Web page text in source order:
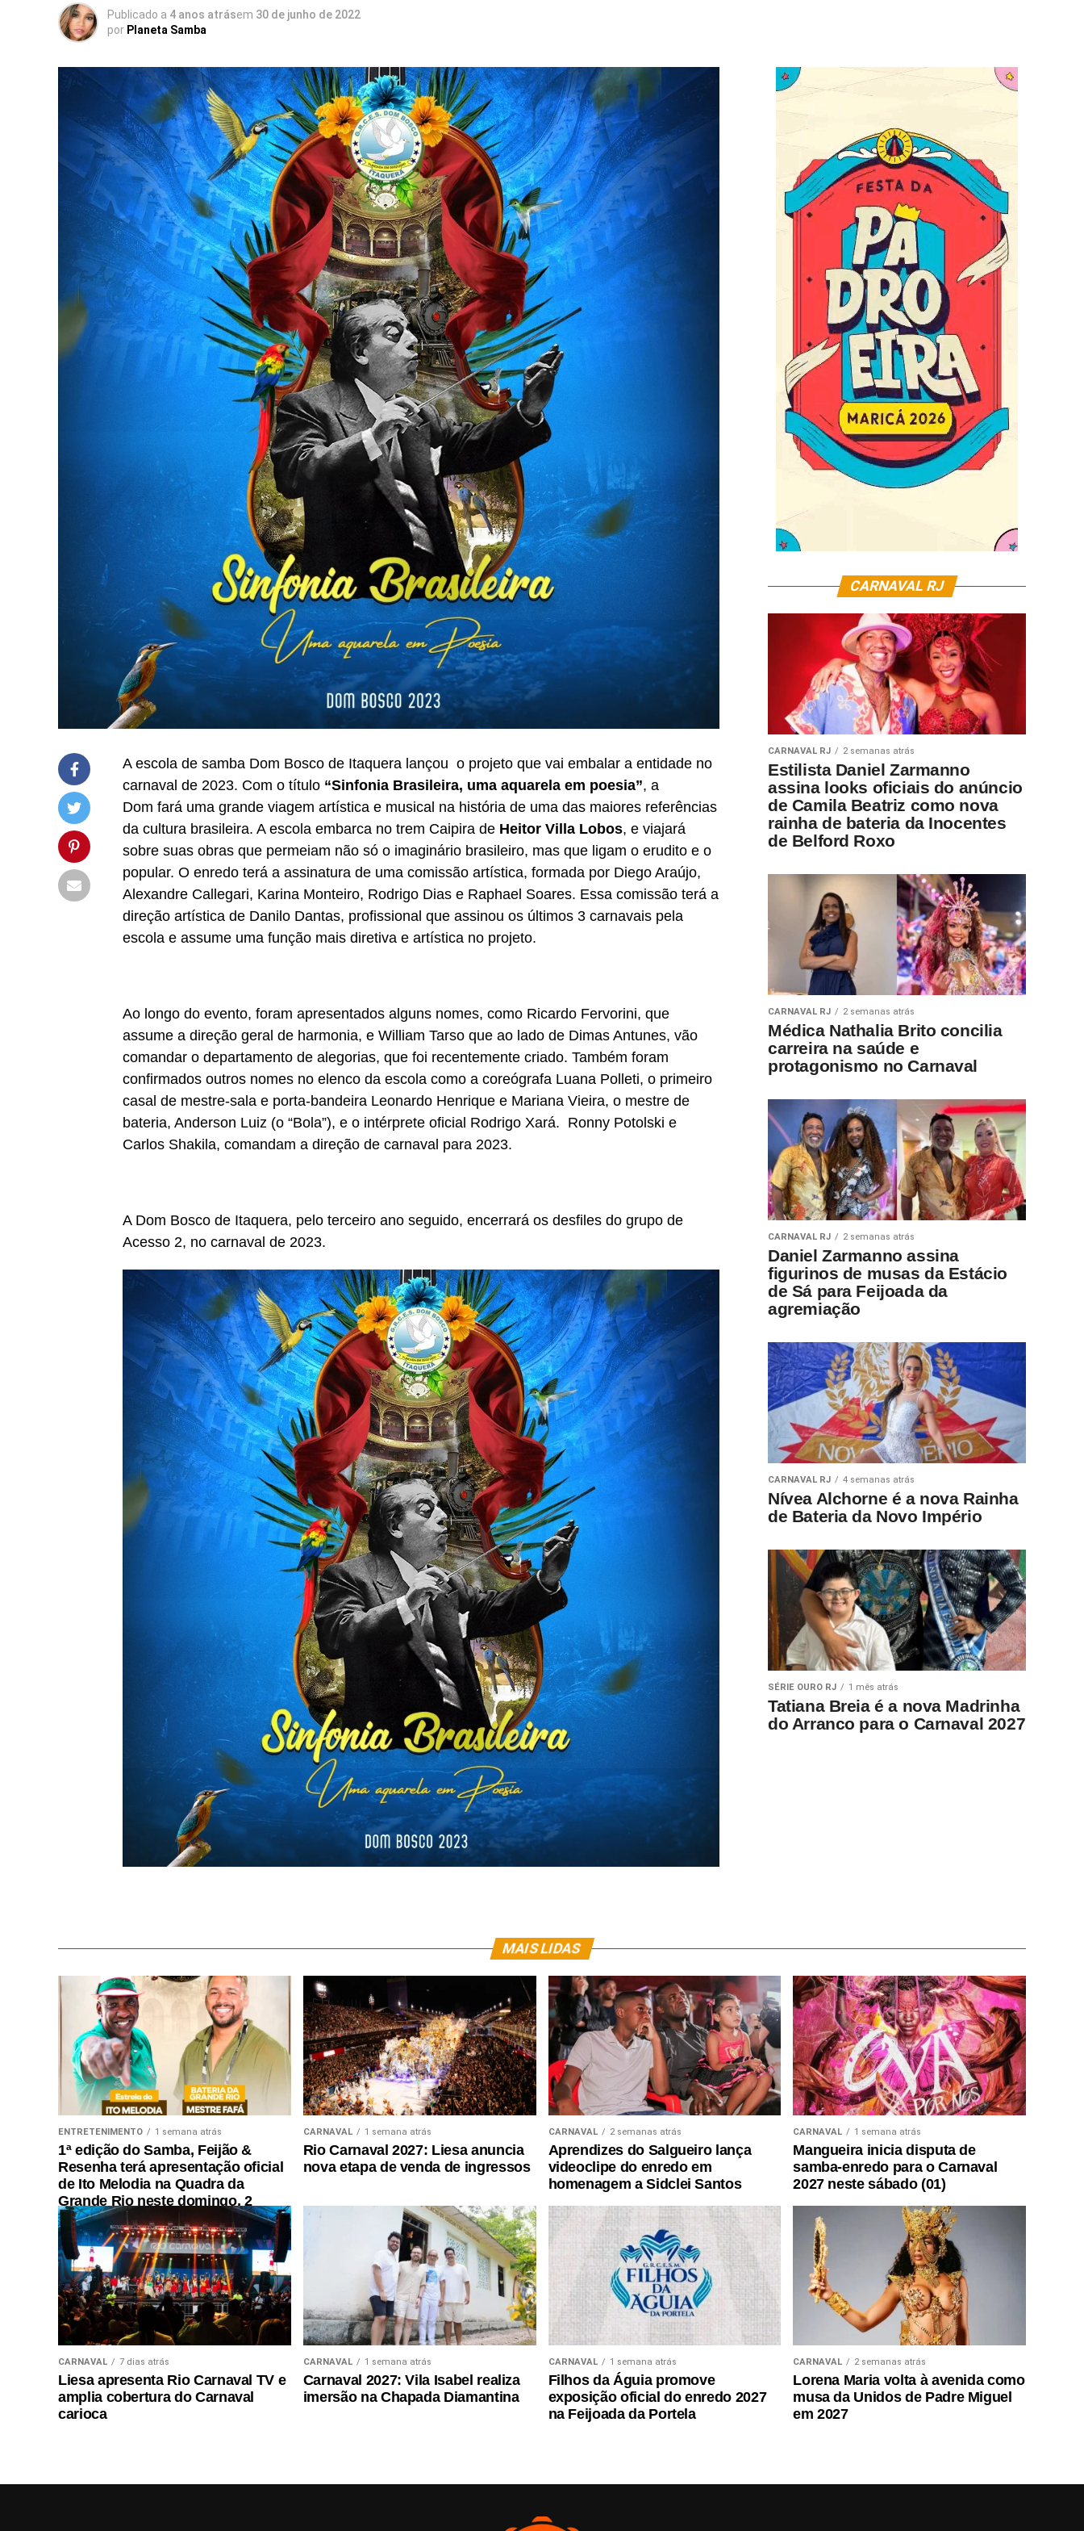
Publicado a 4 anos atrásem 30 de junho de 2022
por Planeta Samba
A escola de samba Dom Bosco de Itaquera lançou o projeto que vai embalar a entidade no
carnaval de 2023. Com o título “Sinfonia Brasileira, uma aquarela em poesia”, a
Dom fará uma grande viagem artística e musical na história de uma das maiores referências
da cultura brasileira. A escola embarca no trem Caipira de Heitor Villa Lobos, e viajará
sobre suas obras que permeiam não só o imaginário brasileiro, mas que ligam o erudito e o
popular. O enredo terá a assinatura de uma comissão artística, formada por Diego Araújo,
Alexandre Callegari, Karina Monteiro, Rodrigo Dias e Raphael Soares. Essa comissão terá a
direção artística de Danilo Dantas, profissional que assinou os últimos 3 carnavais pela
escola e assume uma função mais diretiva e artística no projeto.
Ao longo do evento, foram apresentados alguns nomes, como Ricardo Fervorini, que
assume a direção geral de harmonia, e William Tarso que ao lado de Dimas Antunes, vão
comandar o departamento de alegorias, que foi recentemente criado. Também foram
confirmados outros nomes no elenco da escola como a coreógrafa Luana Polleti, o primeiro
casal de mestre-sala e porta-bandeira Leonardo Henrique e Mariana Vieira, o mestre de
bateria, Anderson Luiz (o “Bola”), e o intérprete oficial Rodrigo Xará. Ronny Potolski e
Carlos Shakila, comandam a direção de carnaval para 2023.
A Dom Bosco de Itaquera, pelo terceiro ano seguido, encerrará os desfiles do grupo de
Acesso 2, no carnaval de 2023.
CARNAVAL RJ
CARNAVAL RJ 2 semanas atrás
Estilista Daniel Zarmanno
assina looks oficiais do anúncio
de Camila Beatriz como nova
rainha de bateria da Inocentes
de Belford Roxo
CARNAVAL RJ 2 semanas atrás
Médica Nathalia Brito concilia
carreira na saúde e
protagonismo no Carnaval
CARNAVAL RJ 2 semanas atrás
Daniel Zarmanno assina
figurinos de musas da Estácio
de Sá para Feijoada da
agremiação
CARNAVAL RJ 4 semanas atrás
Nívea Alchorne é a nova Rainha
de Bateria da Novo Império
SÉRIE OURO RJ 1 mês atrás
Tatiana Breia é a nova Madrinha
do Arranco para o Carnaval 2027
MAIS LIDAS
ENTRETENIMENTO 1 semana atrás
1ª edição do Samba, Feijão &
Resenha terá apresentação oficial
de Ito Melodia na Quadra da
Grande Rio neste domingo, 2
CARNAVAL 1 semana atrás
Rio Carnaval 2027: Liesa anuncia
nova etapa de venda de ingressos
CARNAVAL 2 semanas atrás
Aprendizes do Salgueiro lança
videoclipe do enredo em
homenagem a Sidclei Santos
CARNAVAL 1 semana atrás
Mangueira inicia disputa de
samba-enredo para o Carnaval
2027 neste sábado (01)
CARNAVAL 7 dias atrás
Liesa apresenta Rio Carnaval TV e
amplia cobertura do Carnaval
carioca
CARNAVAL 1 semana atrás
Carnaval 2027: Vila Isabel realiza
imersão na Chapada Diamantina
CARNAVAL 1 semana atrás
Filhos da Águia promove
exposição oficial do enredo 2027
na Feijoada da Portela
CARNAVAL 2 semanas atrás
Lorena Maria volta à avenida como
musa da Unidos de Padre Miguel
em 2027